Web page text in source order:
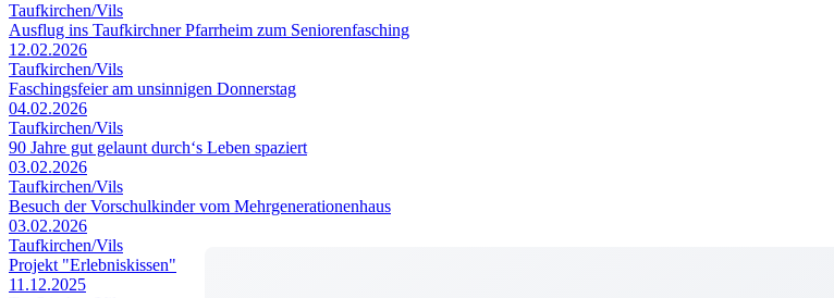
Taufkirchen/Vils
Ausflug ins Taufkirchner Pfarrheim zum Seniorenfasching
12.02.2026
Taufkirchen/Vils
Faschingsfeier am unsinnigen Donnerstag
04.02.2026
Taufkirchen/Vils
90 Jahre gut gelaunt durch‘s Leben spaziert
03.02.2026
Taufkirchen/Vils
Besuch der Vorschulkinder vom Mehrgenerationenhaus
03.02.2026
Taufkirchen/Vils
Projekt "Erlebniskissen"
11.12.2025